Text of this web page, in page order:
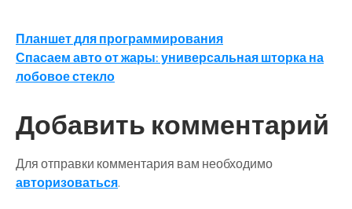
Навигация
по
Планшет для программирования
Спасаем авто от жары: универсальная шторка на
лобовое стекло
Добавить комментарий
Для отправки комментария вам необходимо
авторизоваться.